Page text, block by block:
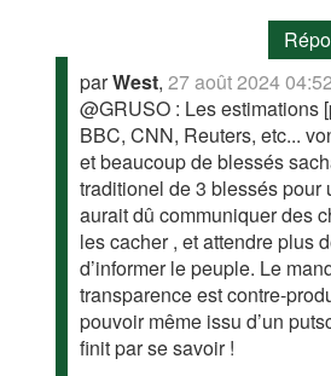
parWest,27 août 2024 04:52
@GRUSO : Les estimations
BBC, CNN, Reuters, etc...
et beaucoup de blessés
traditionel de 3 blessés pour
aurait dû communiquer des
les cacher , et attendre plus
d’informer le peuple. Le
transparence est contre-
pouvoir même issu d’un
finit par se savoir !